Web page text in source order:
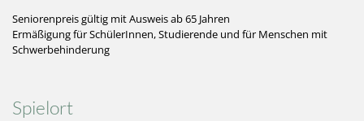
Seniorenpreis gültig mit Ausweis ab 65 Jahren
Ermäßigung für SchülerInnen, Studierende und für Menschen mit
Schwerbehinderung
Spielort